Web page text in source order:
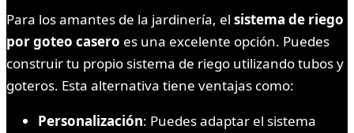
Para los amantes de la jardinería, el sistema de riego
por goteo casero es una excelente opción. Puedes
construir tu propio sistema de riego utilizando tubos y
goteros. Esta alternativa tiene ventajas como:
Personalización: Puedes adaptar el sistema